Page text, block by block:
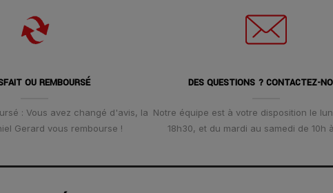
OU REMBOURSÉ
: Vous avez changé d'avis, la
Gerard vous rembourse !
DES QUESTIONS ? CONTACTEZ-
Notre équipe est à votre disposition le
18h30, et du mardi au samedi de 10h